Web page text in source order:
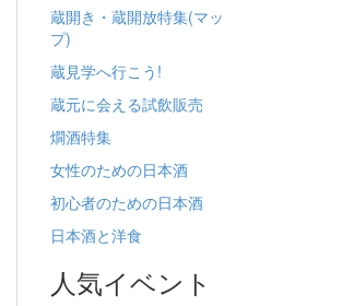
蔵開き・蔵開放特集(マッ
プ)
蔵見学へ行こう!
蔵元に会える試飲販売
燗酒特集
女性のための日本酒
初心者のための日本酒
日本酒と洋食
人気イベント